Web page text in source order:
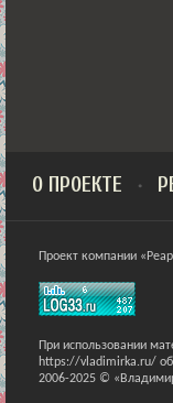
О ПРОЕКТЕ
Проект компании
При использовании
https://vladimirka.ru/
2006-2025 ©